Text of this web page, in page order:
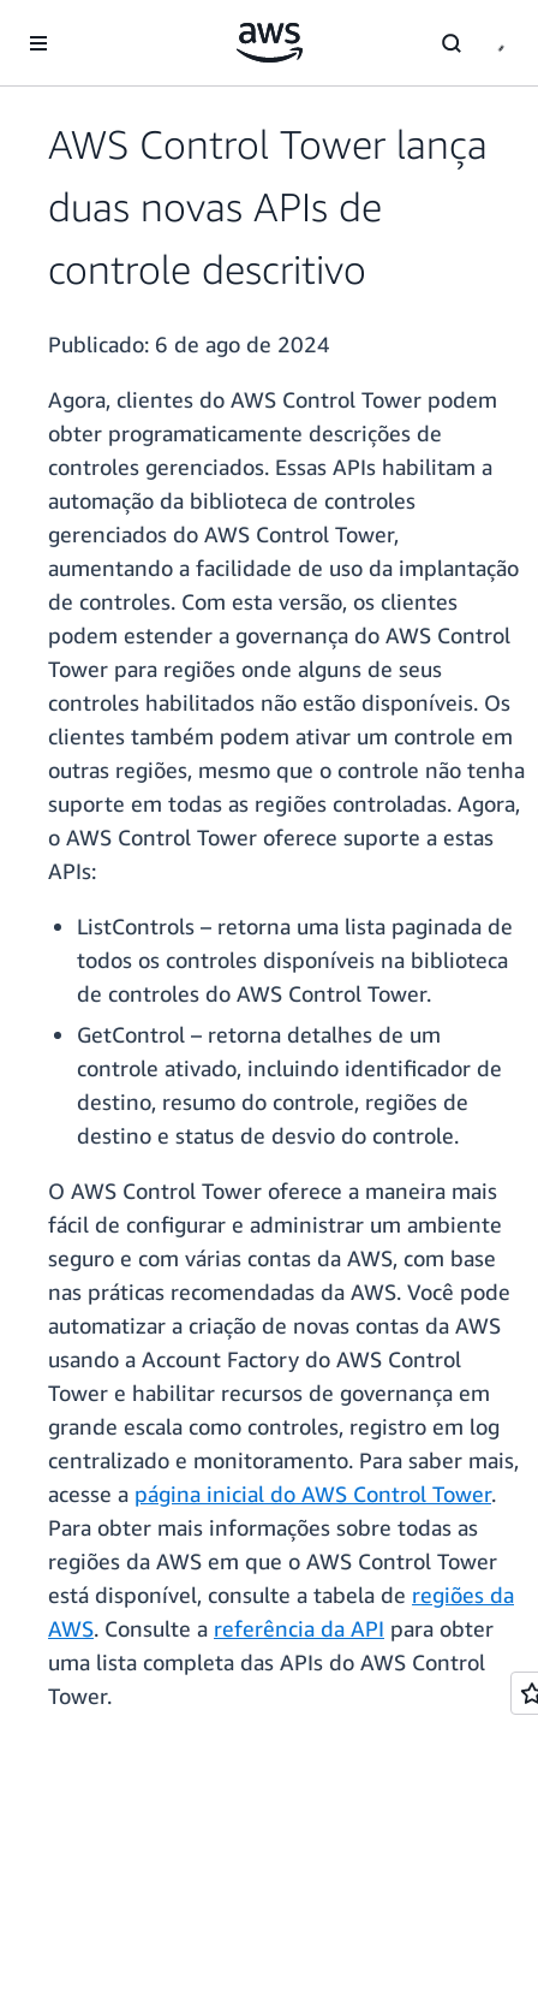
Pular para o conteúdo principal
AWS Control Tower lança
duas novas APIs de
controle descritivo
Publicado: 6 de ago de 2024
Agora, clientes do AWS Control Tower podem
obter programaticamente descrições de
controles gerenciados. Essas APIs habilitam a
automação da biblioteca de controles
gerenciados do AWS Control Tower,
aumentando a facilidade de uso da implantação
de controles. Com esta versão, os clientes
podem estender a governança do AWS Control
Tower para regiões onde alguns de seus
controles habilitados não estão disponíveis. Os
clientes também podem ativar um controle em
outras regiões, mesmo que o controle não tenha
suporte em todas as regiões controladas. Agora,
o AWS Control Tower oferece suporte a estas
APIs:
ListControls – retorna uma lista paginada de
todos os controles disponíveis na biblioteca
de controles do AWS Control Tower.
GetControl – retorna detalhes de um
controle ativado, incluindo identificador de
destino, resumo do controle, regiões de
destino e status de desvio do controle.
O AWS Control Tower oferece a maneira mais
fácil de configurar e administrar um ambiente
seguro e com várias contas da AWS, com base
nas práticas recomendadas da AWS. Você pode
automatizar a criação de novas contas da AWS
usando a Account Factory do AWS Control
Tower e habilitar recursos de governança em
grande escala como controles, registro em log
centralizado e monitoramento. Para saber mais,
acesse a página inicial do AWS Control Tower.
Para obter mais informações sobre todas as
regiões da AWS em que o AWS Control Tower
está disponível, consulte a tabela de regiões da
AWS. Consulte a referência da API para obter
uma lista completa das APIs do AWS Control
Tower.